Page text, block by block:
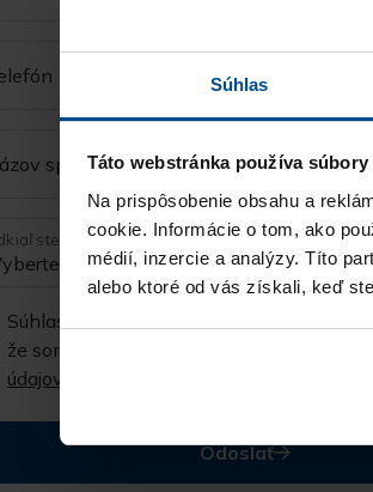
Súhlas
Táto webstránka používa súbory
Na prispôsobenie obsahu a
cookie. Informácie o tom, ako
médií, inzercie a analýzy. Títo
alebo ktoré od vás získali, keď
spoločnosti
ste sa nás dozvedeli?
Súhlasím so spracúvaním
že som sa oboznámil so
zásadami
údajov
Odoslať